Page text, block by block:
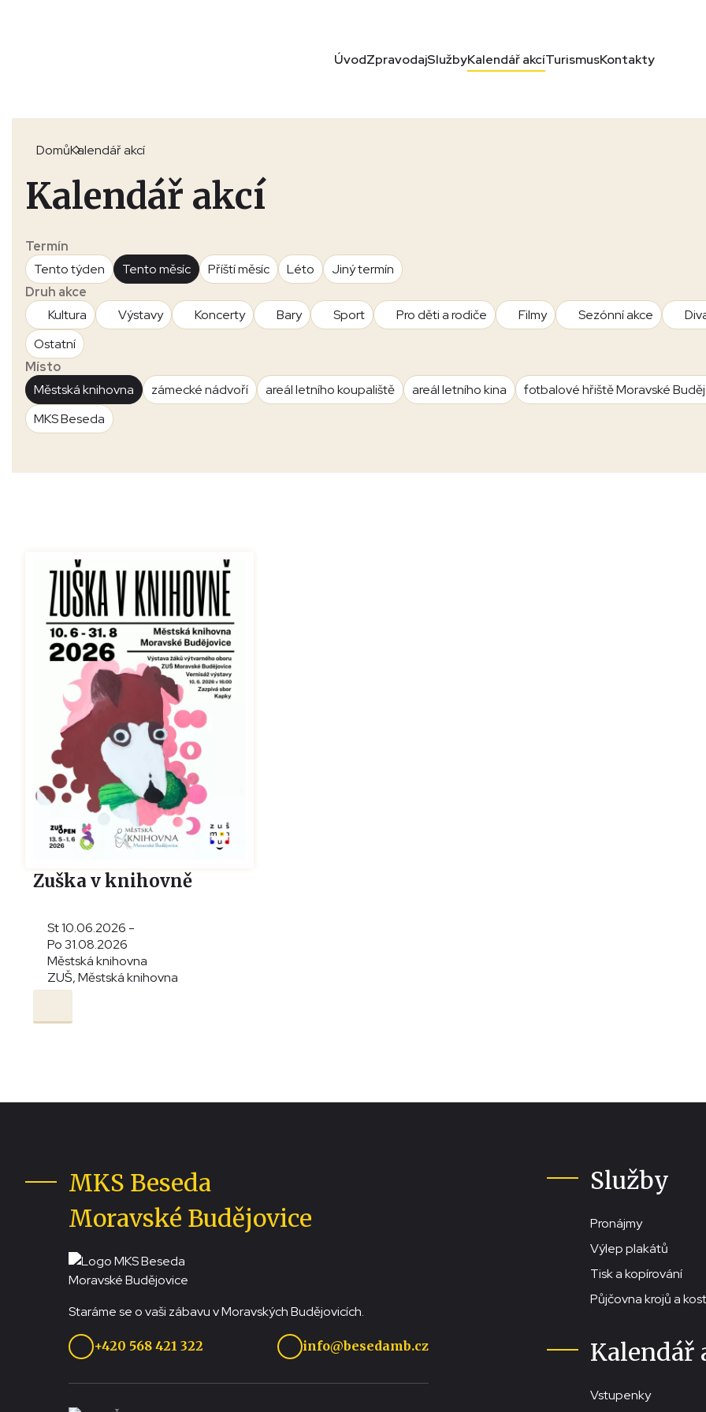
ÚvodZpravodajSlužbyKalendář akcíTurismusKontakty
DomůKalendář akcí
Kalendář akcí
Termín
Tento týden
Tento měsíc Příští měsíc Léto
Jiný termín
Druh akce
Kultura
Výstavy Koncerty Bary Sport Pro děti a rodiče Filmy Sezónní akce
Ostatní
Místo
Městská knihovna
zámecké nádvoří areál letního koupaliště areál letního kina
fotbalové hřiště Moravské
MKS Beseda
Zuška v knihovně
St 10.06.2026 -
Po 31.08.2026
Městská knihovna
ZUŠ, Městská knihovna
MKS Beseda
Moravské Budějovice
Staráme se o vaši zábavu v Moravských Budějovicích.
+420 568 421 322 info@besedamb.cz
Služby
Pronájmy
Výlep plakátů
Tisk a kopírování
Půjčovna krojů a
Kalendář
Vstupenky